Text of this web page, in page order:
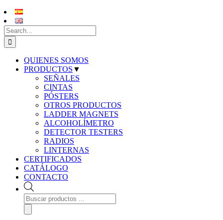
Search
for:
QUIENES SOMOS
PRODUCTOS ▼
SEÑALES
CINTAS
PÓSTERS
OTROS PRODUCTOS
LADDER MAGNETS
ALCOHOLÍMETRO
DETECTOR TESTERS
RADIOS
LINTERNAS
CERTIFICADOS
CATÁLOGO
CONTACTO
Búsqueda
de
productos